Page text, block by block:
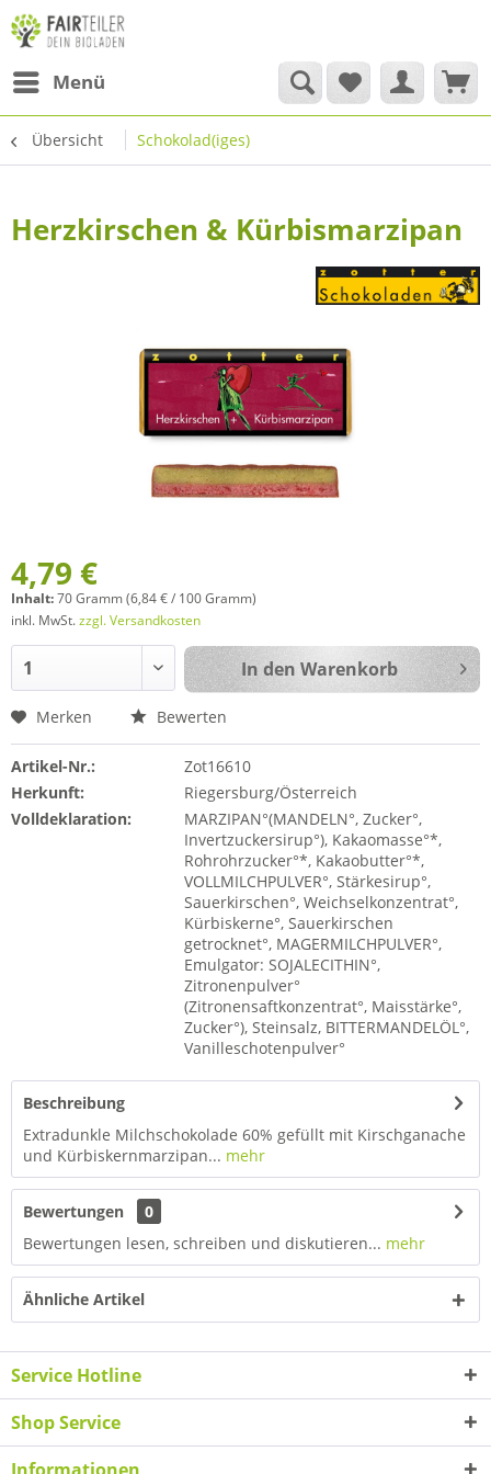
Menü
Übersicht Schokolad(iges)
Herzkirschen & Kürbismarzipan
4,79 €
Inhalt:70 Gramm (6,84 € / 100 Gramm)
inkl. MwSt.zzgl. Versandkosten
In den Warenkorb
Merken Bewerten
Artikel-Nr.:
Zot16610
Herkunft:
Riegersburg/Österreich
Volldeklaration:
MARZIPAN°(MANDELN°, Zucker°,
Invertzuckersirup°), Kakaomasse°*,
Rohrohrzucker°*, Kakaobutter°*,
VOLLMILCHPULVER°, Stärkesirup°,
Sauerkirschen°, Weichselkonzentrat°,
Kürbiskerne°, Sauerkirschen
getrocknet°, MAGERMILCHPULVER°,
Emulgator: SOJALECITHIN°,
Zitronenpulver°
(Zitronensaftkonzentrat°, Maisstärke°,
Zucker°), Steinsalz, BITTERMANDELÖL°,
Vanilleschotenpulver°
Beschreibung
Extradunkle Milchschokolade 60% gefüllt mit Kirschganache
und Kürbiskernmarzipan... mehr
Bewertungen
0
Bewertungen lesen, schreiben und diskutieren... mehr
Ähnliche Artikel
Service Hotline
Shop Service